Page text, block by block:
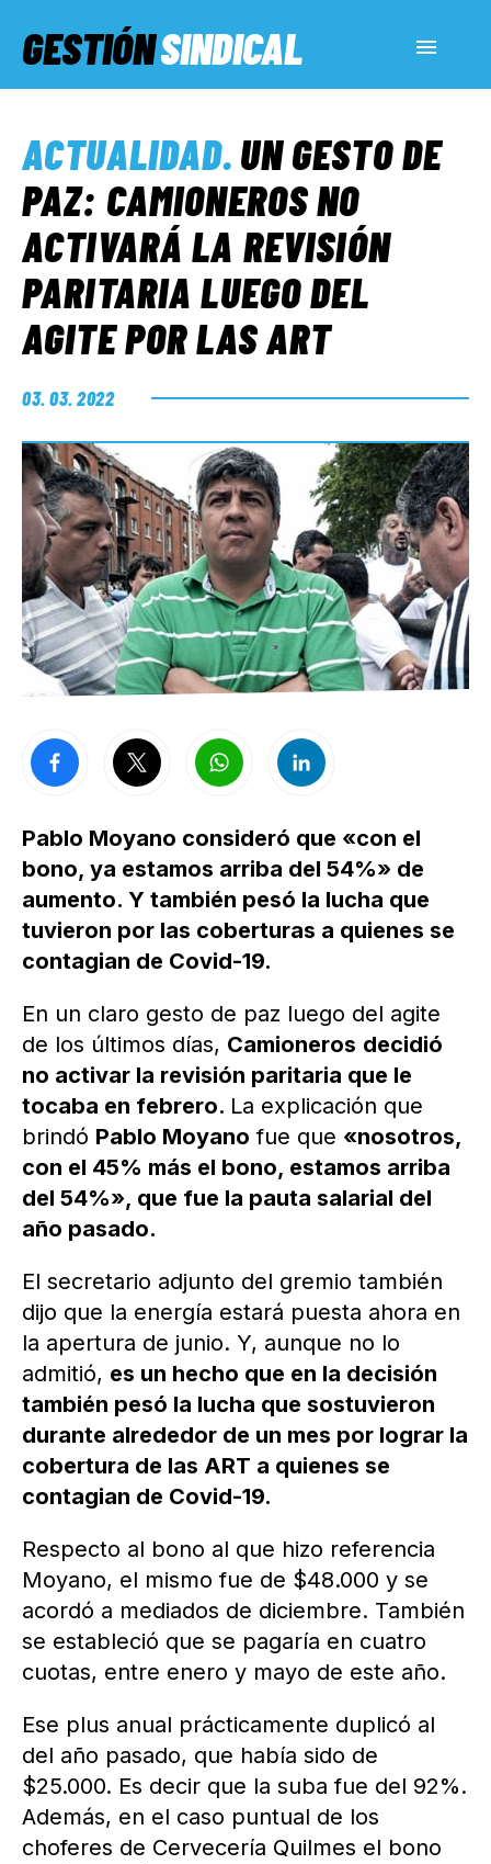
GESTIÓNSINDICAL
SERVICIOS SOCIALES
INFORMES ESPECIALES
FUERA DE MEGÁFONO
EL LADO «G»
ACTUALIDAD.UN GESTO DE
PAZ: CAMIONEROS NO
ACTIVARÁ LA REVISIÓN
PARITARIA LUEGO DEL
AGITE POR LAS ART
03. 03. 2022
Pablo Moyano consideró que «con el
bono, ya estamos arriba del 54%» de
aumento. Y también pesó la lucha que
tuvieron por las coberturas a quienes se
contagian de Covid-19.
En un claro gesto de paz luego del agite
de los últimos días, Camioneros decidió
no activar la revisión paritaria que le
tocaba en febrero. La explicación que
brindó Pablo Moyano fue que «nosotros,
con el 45% más el bono, estamos arriba
del 54%», que fue la pauta salarial del
año pasado.
El secretario adjunto del gremio también
dijo que la energía estará puesta ahora en
la apertura de junio. Y, aunque no lo
admitió, es un hecho que en la decisión
también pesó la lucha que sostuvieron
durante alrededor de un mes por lograr la
cobertura de las ART a quienes se
contagian de Covid-19.
Respecto al bono al que hizo referencia
Moyano, el mismo fue de $48.000 y se
acordó a mediados de diciembre. También
se estableció que se pagaría en cuatro
cuotas, entre enero y mayo de este año.
Ese plus anual prácticamente duplicó al
del año pasado, que había sido de
$25.000. Es decir que la suba fue del 92%.
Además, en el caso puntual de los
choferes de Cervecería Quilmes el bono